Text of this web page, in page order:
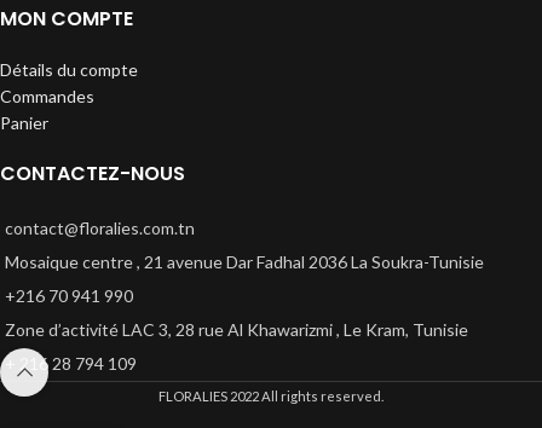
MON COMPTE
Détails du compte
Commandes
Panier
CONTACTEZ-NOUS
contact@floralies.com.tn
Mosaique centre , 21 avenue Dar Fadhal 2036 La Soukra-Tunisie
+216 70 941 990
Zone d’activité LAC 3, 28 rue Al Khawarizmi , Le Kram, Tunisie
+ 216 28 794 109
FLORALIES 2022 All rights reserved.